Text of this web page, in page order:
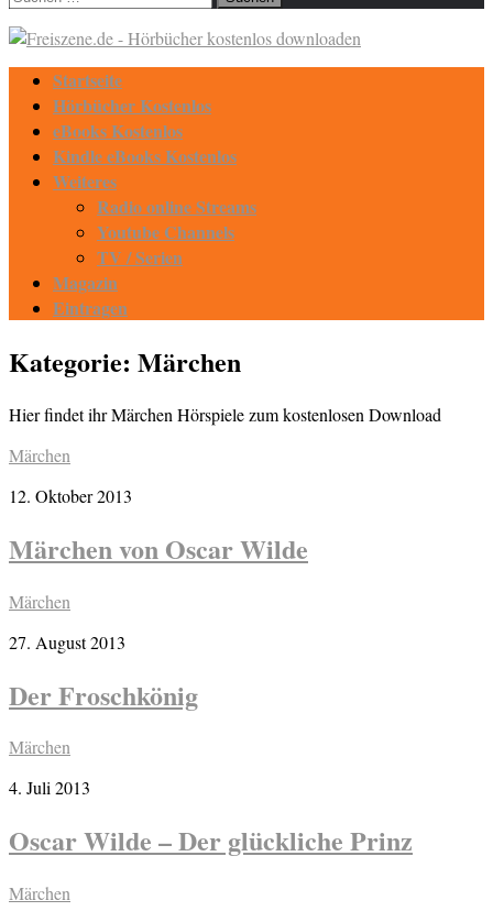
Startseite
Hörbücher Kostenlos
eBooks Kostenlos
Kindle eBooks Kostenlos
Weiteres
Radio online Streams
Youtube Channels
TV / Serien
Magazin
Eintragen
Kategorie: Märchen
Hier findet ihr Märchen Hörspiele zum kostenlosen Download
Märchen
12. Oktober 2013
Märchen von Oscar Wilde
Märchen
27. August 2013
Der Froschkönig
Märchen
4. Juli 2013
Oscar Wilde – Der glückliche Prinz
Märchen